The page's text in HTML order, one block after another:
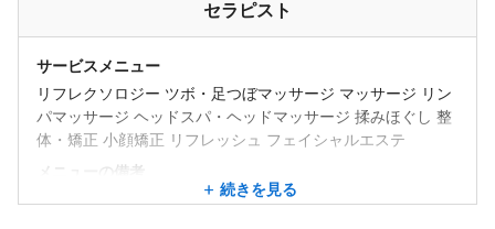
セラピスト
サービスメニュー
リフレクソロジー ツボ・足つぼマッサージ マッサージ リン
パマッサージ ヘッドスパ・ヘッドマッサージ 揉みほぐし 整
体・矯正 小顔矯正 リフレッシュ フェイシャルエステ
メニューの備考
ドライヘッドスパはもちろんのこと、小顔コルギの施術も行
続きを見る